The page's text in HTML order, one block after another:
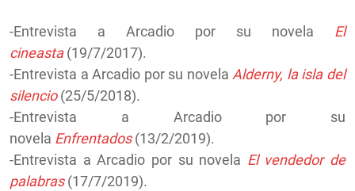
-Entrevista a Arcadio por su novela El
cineasta(19/7/2017).
-Entrevista a Arcadio por su novelaAlderny, la isla del
silencio(25/5/2018).
-Entrevista a Arcadio por su
novela Enfrentados(13/2/2019).
-Entrevista a Arcadio por su novela El vendedor de
palabras(17/7/2019).